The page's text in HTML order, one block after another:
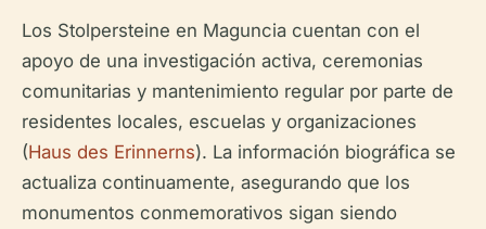
Los Stolpersteine en Maguncia cuentan con el
apoyo de una investigación activa, ceremonias
comunitarias y mantenimiento regular por parte de
residentes locales, escuelas y organizaciones
(Haus des Erinnerns). La información biográfica se
actualiza continuamente, asegurando que los
monumentos conmemorativos sigan siendo